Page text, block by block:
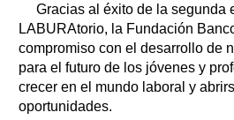
Gracias al éxito de la segunda
LABURAtorio, la Fundación
compromiso con el desarrollo de
para el futuro de los jóvenes y
crecer en el mundo laboral y
oportunidades.